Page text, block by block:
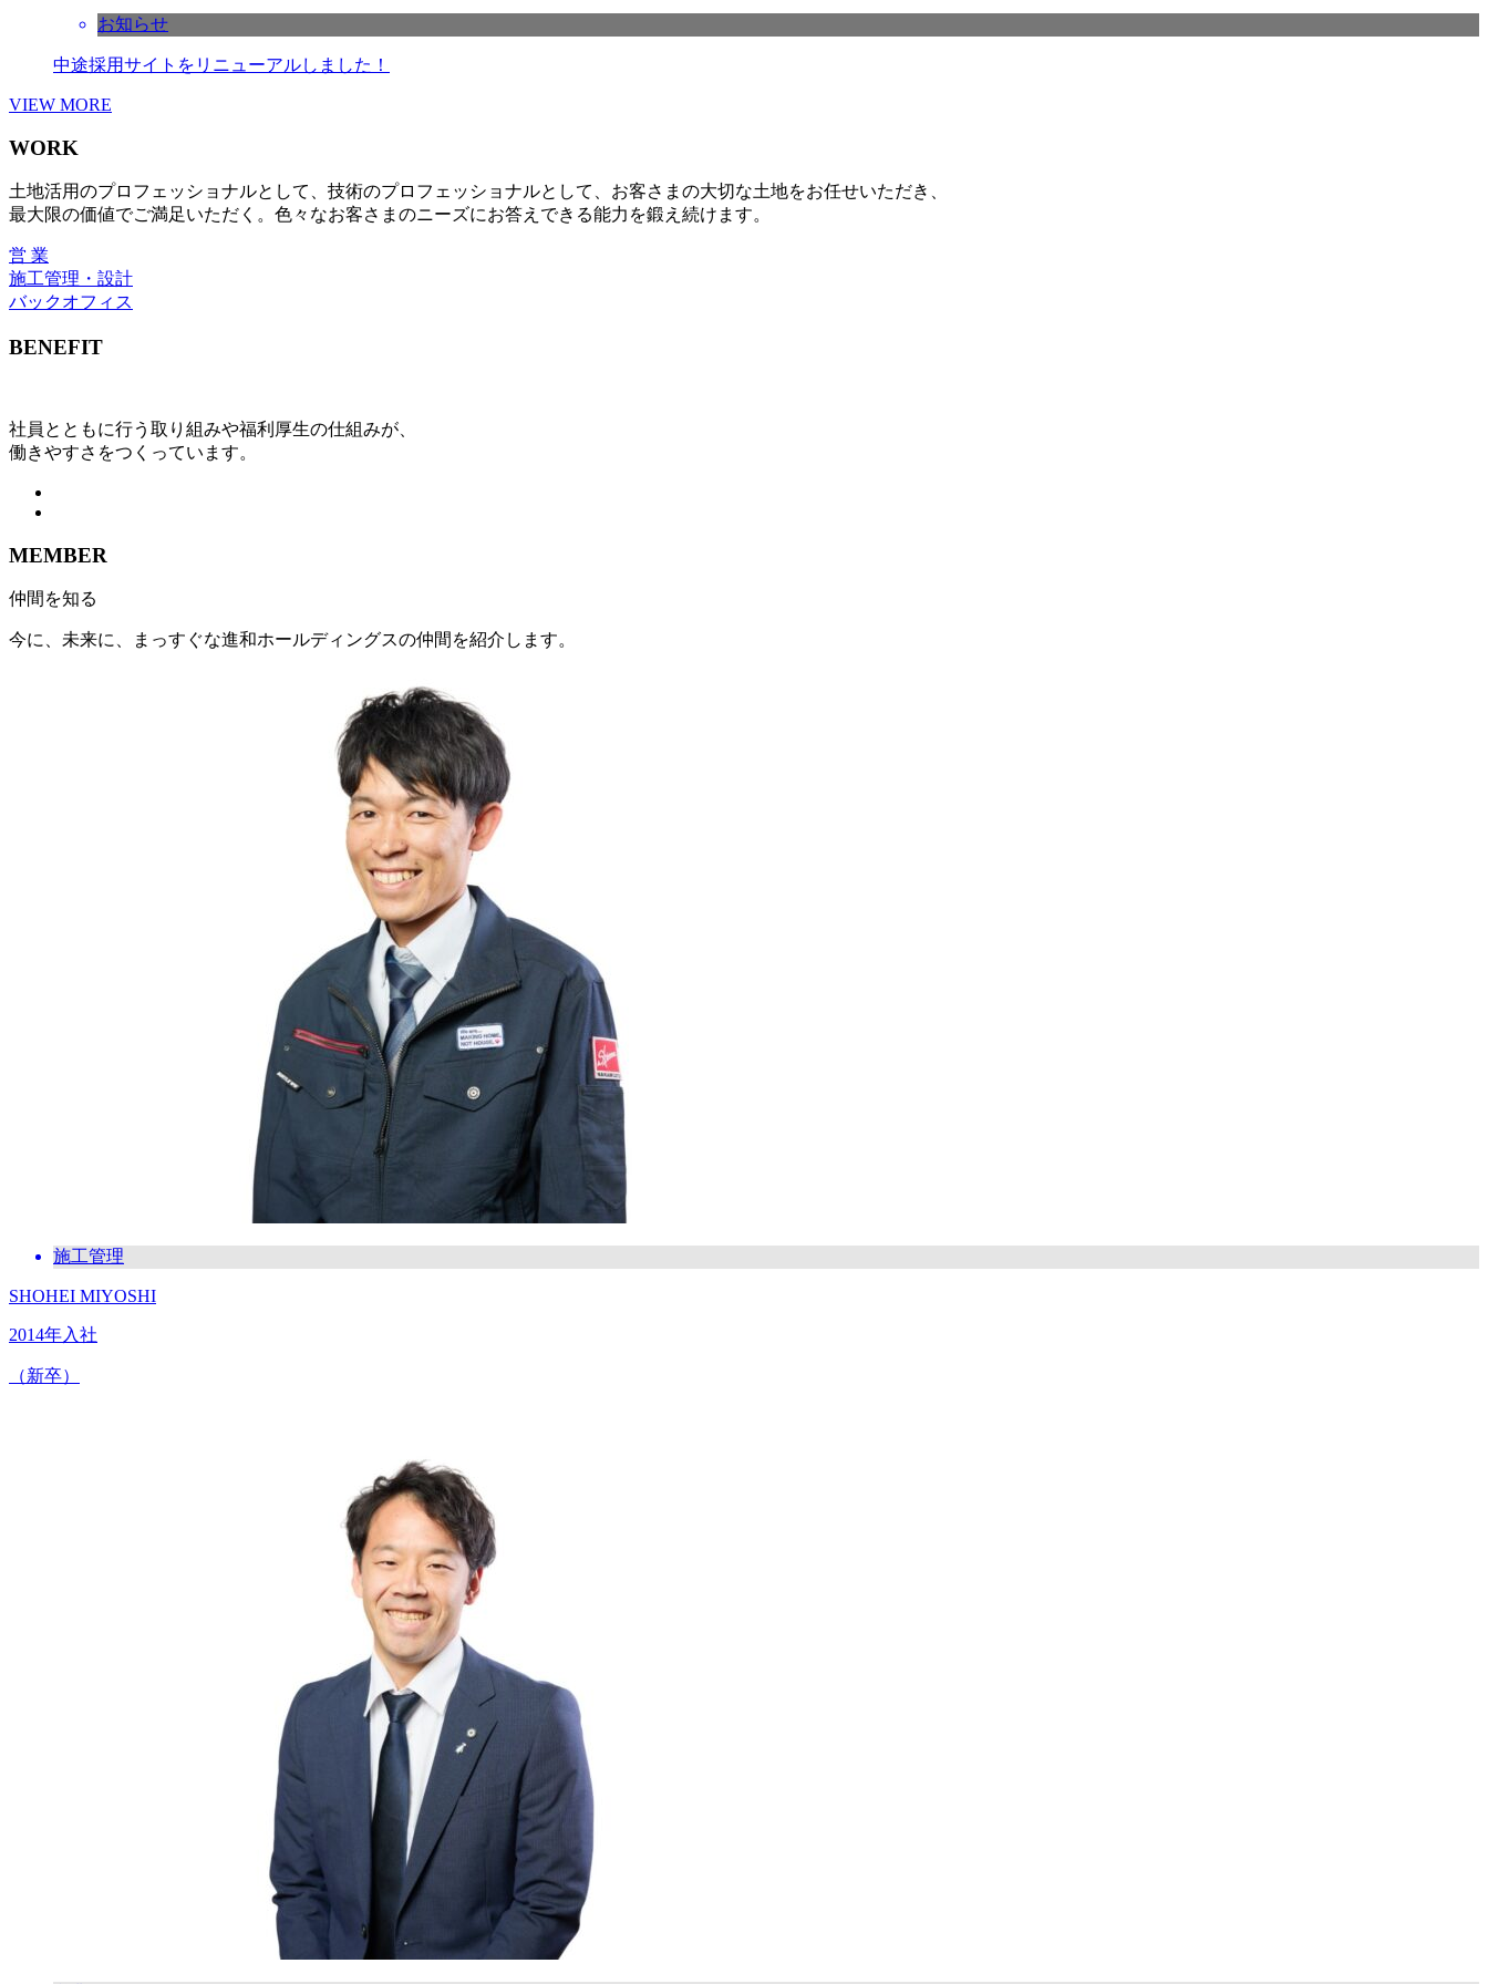
お知らせ
中途採用サイトをリニューアルしました！
VIEW MORE
WORK
土地活用のプロフェッショナルとして、技術のプロフェッショナルとして、お客さまの大切な土地をお任せいただき、
最大限の価値でご満足いただく。色々なお客さまのニーズにお答えできる能力を鍛え続けます。
営 業
施工管理・設計
バックオフィス
BENEFIT
社員とともに行う取り組みや福利厚生の仕組みが、
働きやすさをつくっています。
MEMBER
仲間を知る
今に、未来に、まっすぐな進和ホールディングスの仲間を紹介します。
施工管理
SHOHEI MIYOSHI
2014年入社
（新卒）